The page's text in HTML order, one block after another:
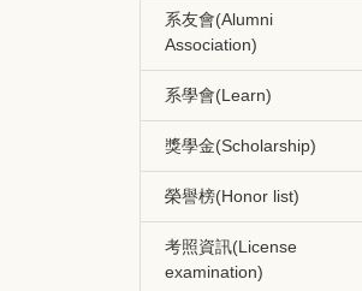
系友會(Alumni
Association)
系學會(Learn)
獎學金(Scholarship)
榮譽榜(Honor list)
考照資訊(License
examination)